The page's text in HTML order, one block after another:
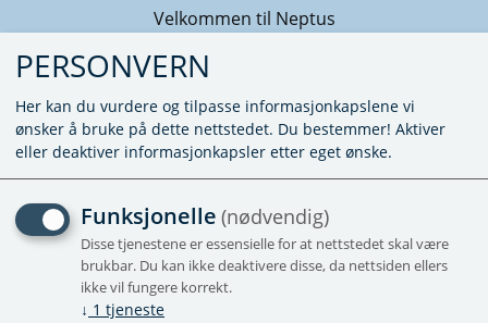
Velkommen til Neptus
BESKYTTELSESTREKK TIL
O-GRILL O-DOCK
500/600/900
PERSONVERN
Her kan du vurdere og tilpasse informasjonkapslene vi
ønsker å bruke på dette nettstedet. Du bestemmer! Aktiver
eller deaktiver informasjonkapsler etter eget ønske.
Funksjonelle (nødvendig)
Disse tjenestene er essensielle for at nettstedet skal være
brukbar. Du kan ikke deaktivere disse, da nettsiden ellers
ikke vil fungere korrekt.
↓ 1 tjeneste